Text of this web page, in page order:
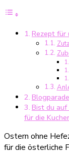
Rezept für
Bist du auf
für die
Ostern ohne
für die österliche